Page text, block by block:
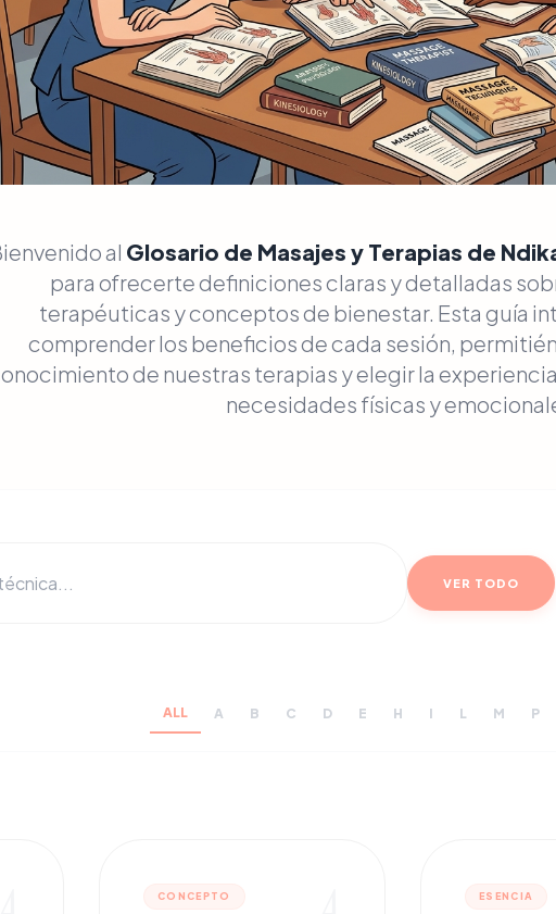
al Glosario de Masajes y Terapias de
para ofrecerte definiciones claras y detalladas
terapéuticas y conceptos de bienestar. Esta guía
comprender los beneficios de cada sesión,
de nuestras terapias y elegir la
necesidades físicas y
VER TODO
ALL A B C D E H I L M P
CONCEPTO ESENCIA